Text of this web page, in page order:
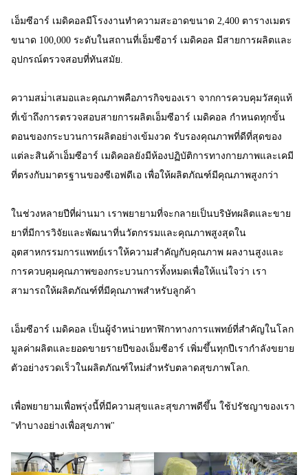
เอ็มซีอาร์ เมดิคอลมีโรงงานทําความสะอาดขนาด 2,400 ตารางเมตร
ขนาด 100,000 ระดับในสถานที่เอ็มซีอาร์ เมดิคอล มีสายการผลิตและ
อุปกรณ์ตรวจสอบที่ทันสมัย.
ความสม่ําเสมอและคุณภาพคือภารกิจของเรา จากการควบคุมวัสดุแท้
ที่เข้าถึงการตรวจสอบสายการผลิตเอ็มซีอาร์ เมดิคอล กําหนดทุกขั้น
ตอนของกระบวนการผลิตอย่างเข้มงวด รับรองคุณภาพที่ดีที่สุดของ
แต่ละสินค้าเอ็มซีอาร์ เมดิคอลยังมีห้องปฏิบัติการทางกายภาพและเคมี
ที่ตรงกับมาตรฐานของซีเอฟดีเอ เพื่อให้ผลิตภัณฑ์มีคุณภาพสูงกว่า
ในช่วงหลายปีที่ผ่านมา เราพยายามที่จะกลายเป็นบริษัทผลิตและขาย
ยาที่มีการวิจัยและพัฒนาที่นวัตกรรมและคุณภาพสูงสุดใน
อุตสาหกรรมการแพทย์เราให้ความสําคัญกับคุณภาพ ผลงานสูงและ
การควบคุมคุณภาพของกระบวนการทั้งหมดเพื่อให้แน่ใจว่า เรา
สามารถให้ผลิตภัณฑ์ที่มีคุณภาพสําหรับลูกค้า
เอ็มซีอาร์ เมดิคอล เป็นผู้จําหน่ายทาฬิกาทางการแพทย์ที่สําคัญในโลก
มูลค่าผลิตและยอดขายรายปีของเอ็มซีอาร์ เพิ่มขึ้นทุกปีเรากําลังขยาย
ตัวอย่างรวดเร็วในผลิตภัณฑ์ใหม่สําหรับตลาดสุขภาพโลก.
เพื่อพยายามเพื่อพรุ่งนี้ที่มีความสุขและสุขภาพดีขึ้น ใช้ปรัชญาของเรา
"ทําบางอย่างเพื่อสุขภาพ"